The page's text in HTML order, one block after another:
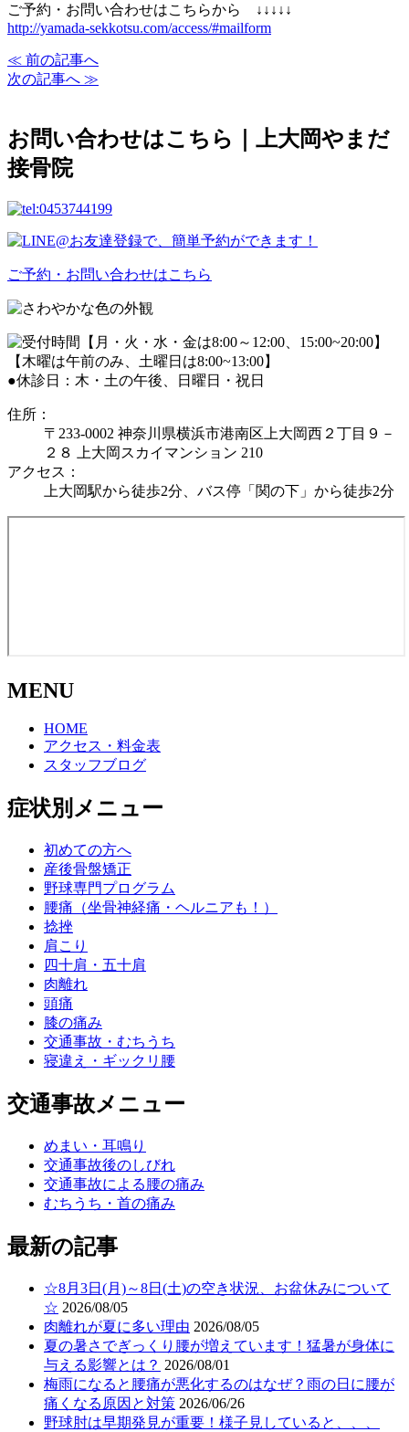
ご予約・お問い合わせはこちらから ↓↓↓↓↓
http://yamada-sekkotsu.com/access/#mailform
≪ 前の記事へ
次の記事へ ≫
お問い合わせはこちら｜上大岡やまだ
接骨院
ご予約・お問い合わせはこちら
●休診日：木・土の午後、日曜日・祝日
住所：
〒233-0002 神奈川県横浜市港南区上大岡西２丁目９－
２８ 上大岡スカイマンション 210
アクセス：
上大岡駅から徒歩2分、バス停「関の下」から徒歩2分
MENU
HOME
アクセス・料金表
スタッフブログ
症状別メニュー
初めての方へ
産後骨盤矯正
野球専門プログラム
腰痛（坐骨神経痛・ヘルニアも！）
捻挫
肩こり
四十肩・五十肩
肉離れ
頭痛
膝の痛み
交通事故・むちうち
寝違え・ギックリ腰
交通事故メニュー
めまい・耳鳴り
交通事故後のしびれ
交通事故による腰の痛み
むちうち・首の痛み
最新の記事
☆8月3日(月)～8日(土)の空き状況、お盆休みについて
☆ 2026/08/05
肉離れが夏に多い理由 2026/08/05
夏の暑さでぎっくり腰が増えています！猛暑が身体に
与える影響とは？ 2026/08/01
梅雨になると腰痛が悪化するのはなぜ？雨の日に腰が
痛くなる原因と対策 2026/06/26
野球肘は早期発見が重要！様子見していると、、、